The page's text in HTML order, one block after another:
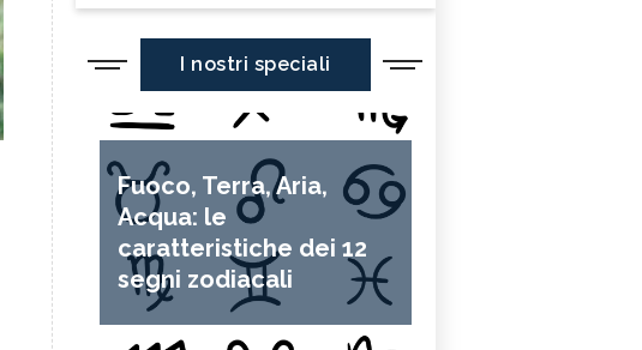
I nostri speciali
Fuoco, Terra, Aria,
Acqua: le
caratteristiche dei 12
segni zodiacali